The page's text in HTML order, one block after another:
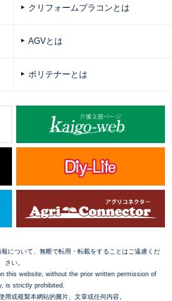
クリフォームプラコンとは
AGVとは
ポリテナーとは
について、無断で転用・転載をすることはご遠慮くだ
さい。
this website, without the prior written permission of
is strictly prohibited.
或複製本網站的圖片、文章或任何内容。